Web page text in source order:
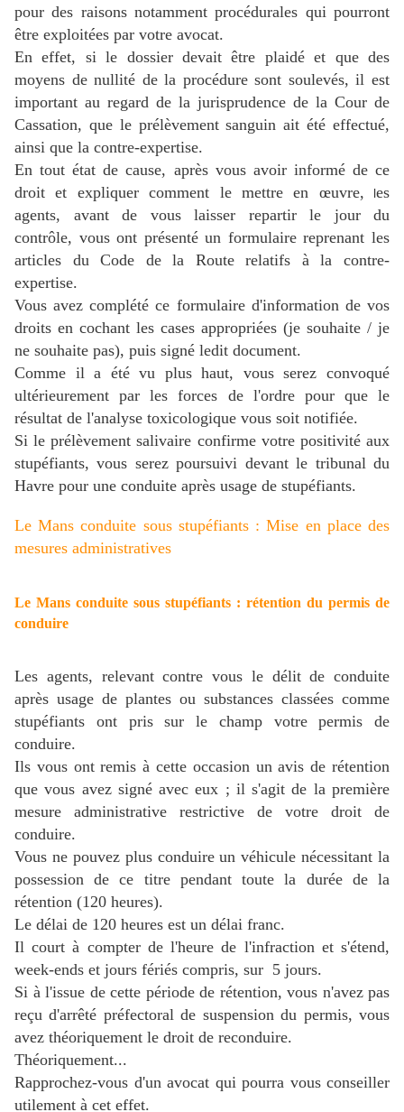
pour des raisons notamment procédurales qui pourront
être exploitées par votre avocat.
En effet, si le dossier devait être plaidé et que des
moyens de nullité de la procédure sont soulevés, il est
important au regard de la jurisprudence de la Cour de
Cassation, que le prélèvement sanguin ait été effectué,
ainsi que la contre-expertise.
En tout état de cause, après vous avoir informé de ce
droit et expliquer comment le mettre en œuvre, les
agents, avant de vous laisser repartir le jour du
contrôle, vous ont présenté un formulaire reprenant les
articles du Code de la Route relatifs à la contre-
expertise.
Vous avez complété ce formulaire d'information de vos
droits en cochant les cases appropriées (je souhaite / je
ne souhaite pas), puis signé ledit document.
Comme il a été vu plus haut, vous serez convoqué
ultérieurement par les forces de l'ordre pour que le
résultat de l'analyse toxicologique vous soit notifiée.
Si le prélèvement salivaire confirme votre positivité aux
stupéfiants, vous serez poursuivi devant le tribunal du
Havre pour une conduite après usage de stupéfiants.
Le Mans conduite sous stupéfiants : Mise en place des
mesures administratives
Le Mans conduite sous stupéfiants : rétention du permis de
conduire
Les agents, relevant contre vous le délit de conduite
après usage de plantes ou substances classées comme
stupéfiants ont pris sur le champ votre permis de
conduire.
Ils vous ont remis à cette occasion un avis de rétention
que vous avez signé avec eux ; il s'agit de la première
mesure administrative restrictive de votre droit de
conduire.
Vous ne pouvez plus conduire un véhicule nécessitant la
possession de ce titre pendant toute la durée de la
rétention (120 heures).
Le délai de 120 heures est un délai franc.
Il court à compter de l'heure de l'infraction et s'étend,
week-ends et jours fériés compris, sur 5 jours.
Si à l'issue de cette période de rétention, vous n'avez pas
reçu d'arrêté préfectoral de suspension du permis, vous
avez théoriquement le droit de reconduire.
Théoriquement...
Rapprochez-vous d'un avocat qui pourra vous conseiller
utilement à cet effet.